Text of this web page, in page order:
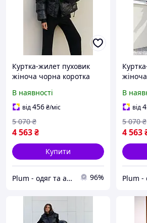
Куртка-жилет пуховик
жіноча чорна коротка
В наявності
від456₴/міс
4 563₴
5 070 ₴
Купити
Plum - одяг та аксесуари 96%
Зима
В
від
4 563
5 070 ₴